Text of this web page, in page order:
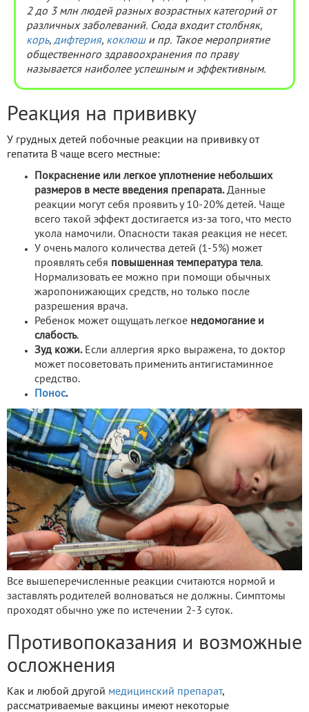
2 до 3 млн людей разных возрастных категорий от
различных заболеваний. Сюда входит столбняк,
корь, дифтерия, коклюши пр. Такое мероприятие
общественного здравоохранения по праву
называется наиболее успешным и эффективным.
Реакция на прививку
У грудных детей побочные реакции на прививку от
гепатита В чаще всего местные:
Покраснение или легкое уплотнение небольших
размеров в месте введения препарата.Данные
реакции могут себя проявить у 10-20% детей. Чаще
всего такой эффект достигается из-за того, что место
укола намочили. Опасности такая реакция не несет.
У очень малого количества детей (1-5%) может
проявлять себя повышенная температура тела.
Нормализовать ее можно при помощи обычных
жаропонижающих средств, но только после
разрешения врача.
Ребенок может ощущать легкое недомогание и
слабость.
Зуд кожи.Если аллергия ярко выражена, то доктор
может посоветовать применить антигистаминное
средство.
Понос.
Все вышеперечисленные реакции считаются нормой и
заставлять родителей волноваться не должны. Симптомы
проходят обычно уже по истечении 2-3 суток.
Противопоказания и возможные
осложнения
Как и любой другой медицинский препарат,
рассматриваемые вакцины имеют некоторые